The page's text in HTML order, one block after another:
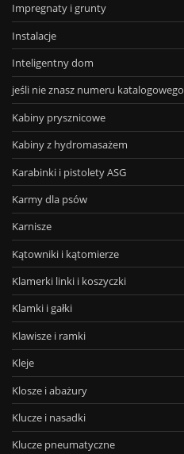
Impregnaty i grunty
Instalacje
Inteligentny dom
jeśli nie znasz numeru katalogowego
Kabiny prysznicowe
Kabiny z hydromasażem
Karabinki i pistolety ASG
Karmy dla psów
Karnisze
Kątowniki i kątomierze
Klamerki linki i koszyczki
Klamki i gałki
Klawisze i ramki
Kleje
Klosze i abażury
Klucze i nasadki
Klucze pneumatyczne